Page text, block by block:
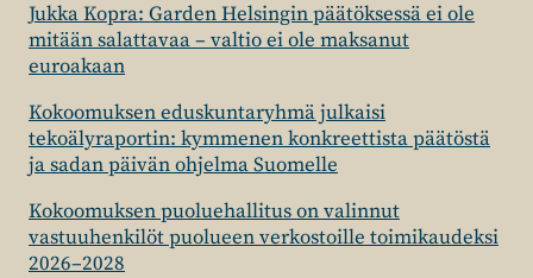
Jukka Kopra: Garden Helsingin päätöksessä ei ole
mitään salattavaa – valtio ei ole maksanut
euroakaan
Kokoomuksen eduskuntaryhmä julkaisi
tekoälyraportin: kymmenen konkreettista päätöstä
ja sadan päivän ohjelma Suomelle
Kokoomuksen puoluehallitus on valinnut
vastuuhenkilöt puolueen verkostoille toimikaudeksi
2026–2028